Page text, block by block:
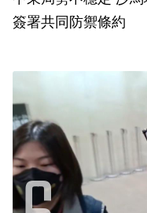
簽署共同防禦條約